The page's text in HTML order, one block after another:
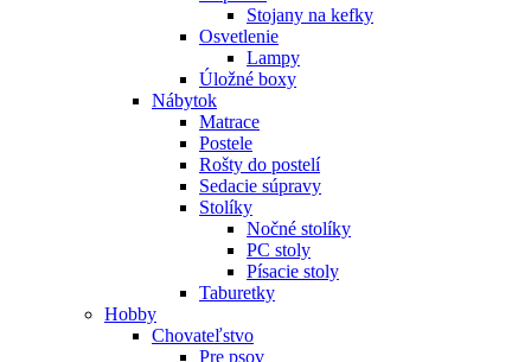
Stojany na kefky
Osvetlenie
Lampy
Úložné boxy
Nábytok
Matrace
Postele
Rošty do postelí
Sedacie súpravy
Stolíky
Nočné stolíky
PC stoly
Písacie stoly
Taburetky
Hobby
Chovateľstvo
Pre psov